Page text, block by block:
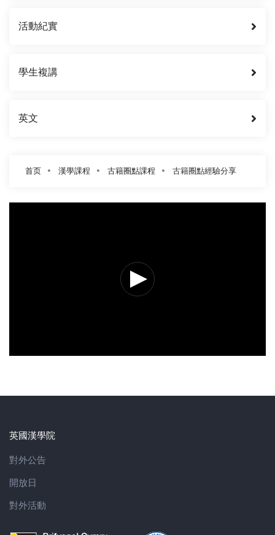
活動紀實
學生複講
英文
首页 漢學課程 古籍圈點課程 古籍圈點經驗分享
英國漢學院
對外公告
開放日
對外活動